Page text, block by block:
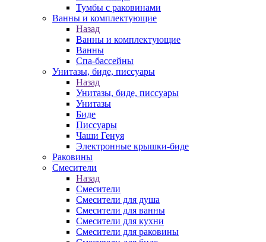
Тумбы с раковинами
Ванны и комплектующие
Назад
Ванны и комплектующие
Ванны
Спа-бассейны
Унитазы, биде, писсуары
Назад
Унитазы, биде, писсуары
Унитазы
Биде
Писсуары
Чаши Генуя
Электронные крышки-биде
Раковины
Смесители
Назад
Смесители
Смесители для душа
Смесители для ванны
Смесители для кухни
Смесители для раковины